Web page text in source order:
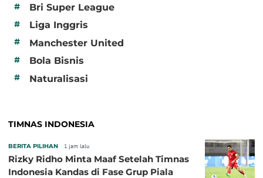
# Bri Super League
# Liga Inggris
# Manchester United
# Bola Bisnis
# Naturalisasi
TIMNAS INDONESIA
BERITA PILIHAN 1 jam lalu
Rizky Ridho Minta Maaf Setelah Timnas
Indonesia Kandas di Fase Grup Piala